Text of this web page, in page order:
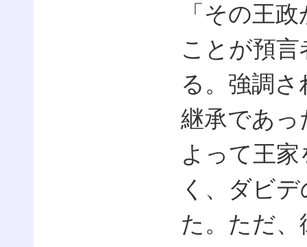
「その王
ことが預
る。強調
継承であっ
よって王
く、ダビ
た。ただ